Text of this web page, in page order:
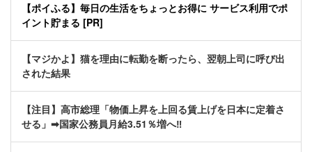
【ポイふる】毎日の生活をちょっとお得に サービス利用でポ
イント貯まる [PR]
【マジかよ】猫を理由に転勤を断ったら、翌朝上司に呼び出
された結果
【注目】高市総理「物価上昇を上回る賃上げを日本に定着さ
せる」➡国家公務員月給3.51％増へ‼